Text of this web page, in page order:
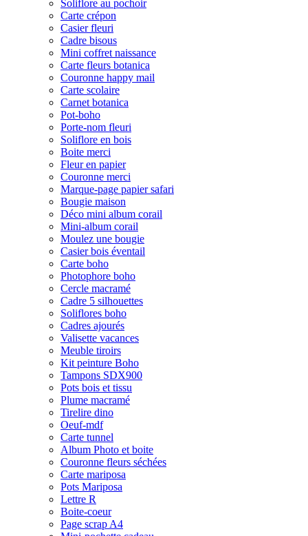
Soliflore au pochoir
Carte crépon
Casier fleuri
Cadre bisous
Mini coffret naissance
Carte fleurs botanica
Couronne happy mail
Carte scolaire
Carnet botanica
Pot-boho
Porte-nom fleuri
Soliflore en bois
Boite merci
Fleur en papier
Couronne merci
Marque-page papier safari
Bougie maison
Déco mini album corail
Mini-album corail
Moulez une bougie
Casier bois éventail
Carte boho
Photophore boho
Cercle macramé
Cadre 5 silhouettes
Soliflores boho
Cadres ajourés
Valisette vacances
Meuble tiroirs
Kit peinture Boho
Tampons SDX900
Pots bois et tissu
Plume macramé
Tirelire dino
Oeuf-mdf
Carte tunnel
Album Photo et boite
Couronne fleurs séchées
Carte mariposa
Pots Mariposa
Lettre R
Boite-coeur
Page scrap A4